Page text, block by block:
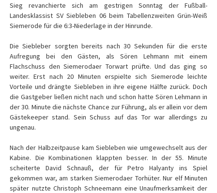
Sieg revanchierte sich am gestrigen Sonntag der Fußball-
Landesklassist SV Siebleben 06 beim Tabellenzweiten Grün-Weiß
Siemerode für die 6:3-Niederlage in der Hinrunde.
Die Siebleber sorgten bereits nach 30 Sekunden für die erste
Aufregung bei den Gästen, als Sören Lehmann mit einem
Flachschuss den Siemerodaer Torwart prüfte. Und das ging so
weiter. Erst nach 20 Minuten erspielte sich Siemerode leichte
Vorteile und drängte Siebleben in ihre eigene Hälfte zurück. Doch
die Gastgeber ließen nicht nach und schon hatte Sören Lehmann in
der 30. Minute die nächste Chance zur Führung, als er allein vor dem
Gästekeeper stand. Sein Schuss auf das Tor war allerdings zu
ungenau.
Nach der Halbzeitpause kam Siebleben wie umgewechselt aus der
Kabine. Die Kombinationen klappten besser. In der 55. Minute
scheiterte David Schnauß, der für Petro Halyanty ins Spiel
gekommen war, am starken Siemerodaer Torhüter. Nur elf Minuten
später nutzte Christoph Schneemann eine Unaufmerksamkeit der